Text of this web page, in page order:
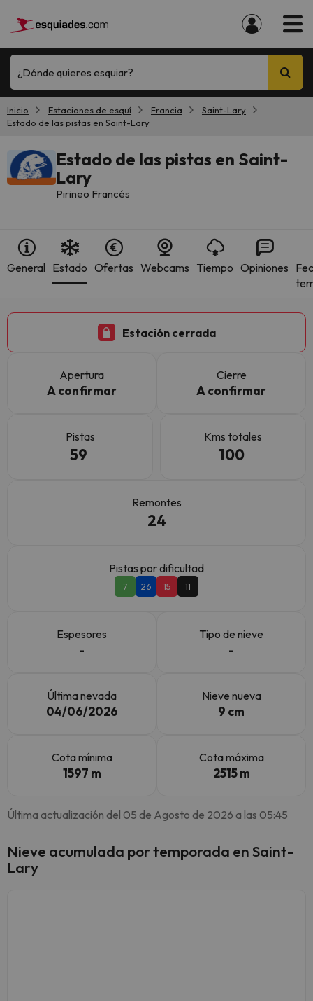
¿Dónde quieres esquiar?
Inicio Estaciones de esquí Francia
Saint-Lary
Estado de las pistas en Saint-Lary
Estado de las pistas en Saint-
Lary
Pirineo Francés
General Estado Ofertas Webcams Tiempo Opiniones
Estación cerrada
Apertura
A confirmar
Cierre
A confirmar
Pistas
59
Kms totales
100
Remontes
24
Pistas por dificultad
7 26 15 11
Espesores
-
Tipo de nieve
-
Última nevada
04/06/2026
Nieve nueva
9 cm
Cota mínima
1597 m
Cota máxima
2515 m
Última actualización del 05 de Agosto de 2026 a las 05:45
Nieve acumulada por temporada en Saint-
Lary